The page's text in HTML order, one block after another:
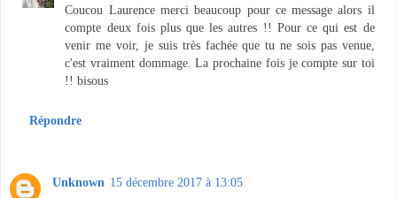
Coucou Laurence merci beaucoup pour ce message alors il
compte deux fois plus que les autres !! Pour ce qui est de
venir me voir, je suis très fachée que tu ne sois pas venue,
c'est vraiment dommage. La prochaine fois je compte sur toi
!! bisous
Répondre
Unknown 15 décembre 2017 à 13:05